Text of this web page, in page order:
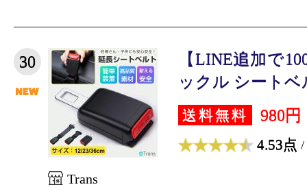
30
【LINE追加で
ックル シートベ
送料無料 980円
4.53点 /
Trans